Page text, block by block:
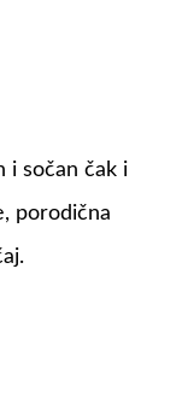
i sočan čak i
porodična